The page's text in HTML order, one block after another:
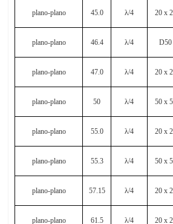
plano-plano 45.0 λ/4 20 x
plano-plano 46.4 λ/4 D50
plano-plano 47.0 λ/4 20 x
plano-plano 50 λ/4 50 x
plano-plano 55.0 λ/4 20 x
plano-plano 55.3 λ/4 50 x
plano-plano 57.15 λ/4 20 x
plano-plano 61.5 λ/4 20 x